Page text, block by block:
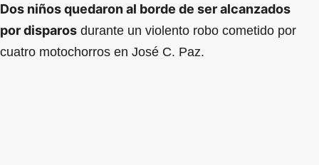
Dos niños quedaron al borde de ser alcanzados
por disparos durante un violento robo cometido por
cuatro motochorros en José C. Paz.